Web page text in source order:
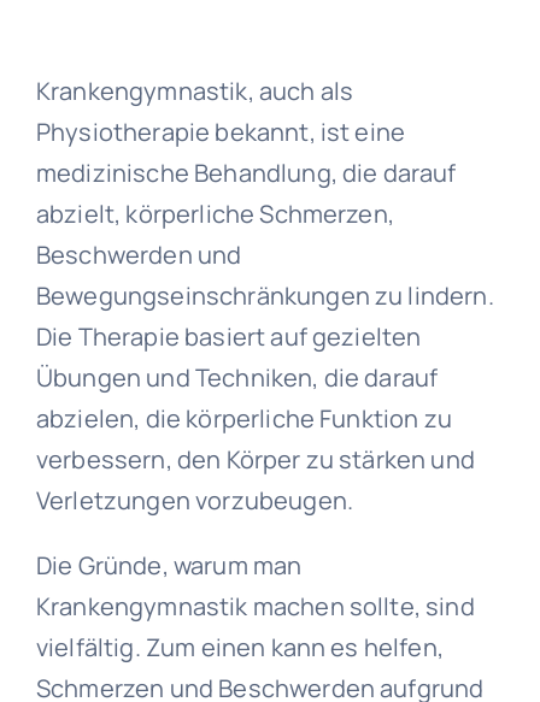
Krankengymnastik, auch als
Physiotherapie bekannt, ist eine
medizinische Behandlung, die darauf
abzielt, körperliche Schmerzen,
Beschwerden und
Bewegungseinschränkungen zu lindern.
Die Therapie basiert auf gezielten
Übungen und Techniken, die darauf
abzielen, die körperliche Funktion zu
verbessern, den Körper zu stärken und
Verletzungen vorzubeugen.
Die Gründe, warum man
Krankengymnastik machen sollte, sind
vielfältig. Zum einen kann es helfen,
Schmerzen und Beschwerden aufgrund